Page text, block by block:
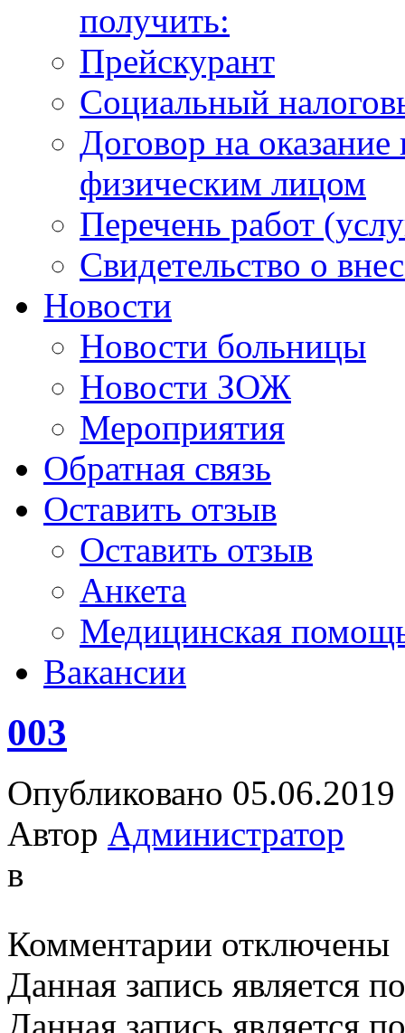
получить:
Прейскурант
Социальный
Договор на
физическим лицом
Перечень работ
Свидетельство о
Новости
Новости больницы
Новости ЗОЖ
Мероприятия
Обратная связь
Оставить отзыв
Оставить отзыв
Анкета
Медицинская
Вакансии
003
Опубликовано 05.06.2019
Автор Администратор
в
Комментарии записи
отключены
Данная запись является
Данная запись является